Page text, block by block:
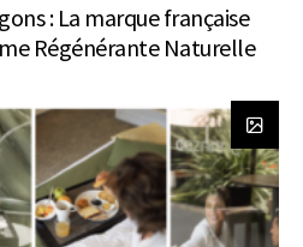
: La marque française
Régénérante Naturelle